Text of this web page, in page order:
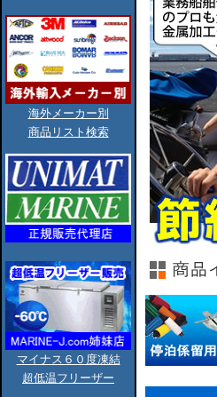
海外メーカー別
商品リスト検索
マイナス６０度凍結
超低温フリーザー